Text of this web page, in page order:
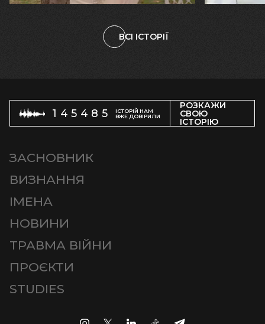
ВСІ ІСТОРІЇ
145485
ІСТОРІЙ НАМ
ВЖЕ ДОВІРИЛИ
РОЗКАЖИ
СВОЮ
ІСТОРІЮ
ЗАСНОВНИК
ВИЗНАННЯ
ІМЕНА
НОВИНИ
ТРАВМА ВІЙНИ
ПРОЄКТИ
STUDIES